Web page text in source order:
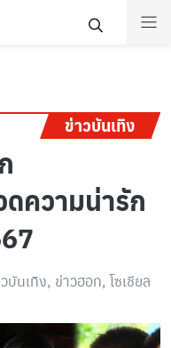
ข่าวบันเทิง
ดความน่ารัก
บันเทิง, ข่าวฮอท, โซเชียล